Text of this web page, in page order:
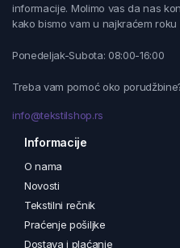
informacije. Molimo vas da nas
kako bismo vam u najkraćem
Ponedeljak-Subota: 08:00-16:00
Treba vam pomoć oko
info@tekstilshop.rs
Informacije
O nama
Novosti
Tekstilni rečnik
Praćenje pošiljke
Dostava i plaćanje